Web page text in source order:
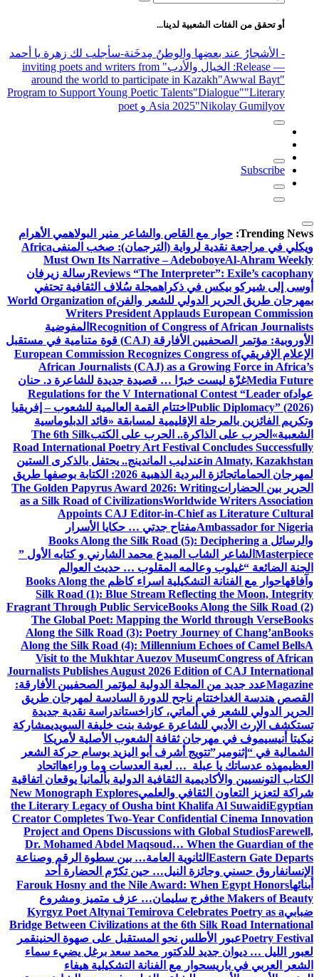
أو تحقق من الفئات الشعبية لدينا...
- الأشجارُ عند بعضِها والوطنُ مِدخَنة-سأجلب لك زهرة يا أحمد
— Release
: الخيال والأدب
" inviting poets and writers from
around the world to participate in Kazakh"Awwal Bayt"
Program to Support Young Poetic Talents"Dialogue""Literary
Asia 2025"Nikolay Gumilyov و poet
Subscribe
Trending News: حوار مع القاص والشاعر منير البولاهمي الأهرام
ويكلي في مراجعة نقدية لرواية (الترجمان): صخب المنفىAfrica
Must Own Its Narrative – AdeboboyeAl-Ahram Weekly
Reviews “The Interpreter”: Exile’s cacophanyرسالة زيرفان
أوسى إلى شيركو بيكس في ذكراهمجلة سُلاف الثقافية تحتفي
بمهرجان طريق الحرير الدولي للشعر والفنWorld Organization of
Writers President Applauds European Commission
Recognition of Congress of African Journalists المفوضية
الأوروبية: مؤتمر الصحفيين الأفارقة (CAJ) قوة متنامية في مستقبل
الإعلام الإفريقيEuropean Commission Recognizes Congress of
African Journalists (CAJ) as a Growing Force in Africa’s
Media Futureغزّة ليست خبرًا … قصيدة جديدة للشاعرة د. حنان
عوادRegulations for the V International Contest “Leader of
Public Diplomacy” (2026) اختتام القمة العالمية للشعوب – إفريقيا
وتكريم الفائزين بالمرحلة الإقليمية لمسابقة «قائد الدبلوماسية
الشعبية» الحرب على الذاكرة.. الحرب على الكتبThe 6th Silk
Road International Poetry Art Festival Concludes Successfully
in Almaty, Kazakhstanعندليب الماندينج.. يحتفل بالذكرى الستين
لمهرجان الحمامات
جائزة البردية الذهبية 2026: الكتابة بوصفها طريق
الحرير بين الحضاراتThe Golden Papyrus Award 2026: Writing
as a Silk Road of CivilizationsWorldwide Writers Association
Appoints CAJ Editor-in-Chief as Literature Cultural
Ambassador for Nigeriaمفتاح جدتي … حكايا الأسرار
والرسائل Books Along the Silk Road (5): Deciphering a
Masterpiece الشاعر الشاب المبدع محمد الشارني و كتابه الأول ”
الجنة الضائعة “غيلوب وعالمه المقلوب … حديث العوالم
وآفاقهاحوار مع الفنانة التشكيلية اسراء كاظم Books Along the
Silk Road (1): Blue Stream Reflecting the Moon, Integrity
Fragrant Through Public ServiceBooks Along the Silk Road (2)
The Global Poet: Mapping the World through VerseBooks
Along the Silk Road (3): Poetry Journey of Chang’anBooks
Along the Silk Road (4): Millennium Echoes of Camel BellsA
Visit to the Mukhtar Auezov MuseumCongress of African
Journalists Publishes August 2026 Edition of CAJ International
Magazineعدد جديد من المجلة الدولية لمؤتمر الصحفيين الأفارقة:
القصص هندسة الغد اختتام ناجح للدورة السادسة لمهرجان طريق
الحرير الدولي للشعر في ألماتي، كازاخستاندراسة نقدية جديدة
تستكشف الإرث الأدبي للشاعرة عوشة بنت خليفة السويديمشاركة
نيكيتا أنيسيموف في مهرجان ثقافة الشعوب الأصلية لأمريكا
الشمالية في “إثنومير”تتويج أشرف أبو اليزيد بوسام حركة الشعر
العظيمهذه عدساتك يا عبلة … لعبة العدسات وما وراءها اتحاد
الكتاب التونسيين والأكاديمية الثقافية الدولية بألمانيا يوقعان اتفاقية
شراكة لتعزيز التعاون الثقافي والعلميNew Monograph Explores
the Literary Legacy of Ousha bint Khalifa Al SuwaidiEgyptian
Creator Completes Two-Year Confidential Cinema Innovation
Project and Opens Discussions with Global StudiosFarewell,
Dr. Mohamed Abdel Maqsoud… When the Guardian of the
Eastern Gate Departs الثانوية العامة… بين سطوة الرقم وصناعة
الإنسانفاروق حسني وجائزة النيل… حين تكرّم الحضارة أحد
أبنائهاFarouk Hosny and the Nile Award: When Egypt Honors
the Makers of Beautyفرج سليمان… عزف متميز ومشروع
ضبابيKyrgyz Poet Altynai Temirova Celebrates Poetry as a
Bridge Between Civilizations at the 6th Silk Road International
Poetry Festivalعبور الأطلس نحو المستقبل على صهوة الحنينقمر
لعبور الليل … ديوان جديد للدكتور محمد سعد برغل يضيء سماء
الشعر العربي في باريسحوار مع الفنانة التشكيلية هيفاء